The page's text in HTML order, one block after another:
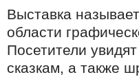
Выставка
области
Посетители
сказкам, а также